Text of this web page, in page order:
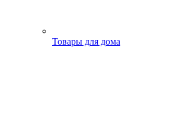
Товары для дома